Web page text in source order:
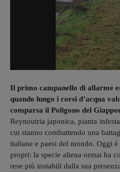
Il primo campanello di allarme
quando lungo i corsi d’acqua
comparsa il Poligono del
Reynoutria japonica, pianta
cui stanno combattendo una
italiane e paesi del mondo. Oggi
propri: la specie aliena ormai ha
rese più instabili dalla sua